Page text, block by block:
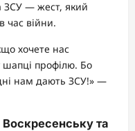
ЗСУ — жест, який
час війни.
хочете нас
шапці профілю. Бо
нам дають ЗСУ!» —
Воскресенську та